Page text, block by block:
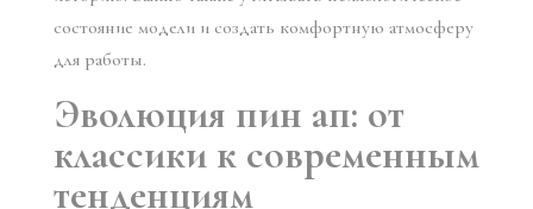
состояние модели и создать комфортную атмосферу
для работы.
Эволюция пин ап: от
классики к современным
тенденциям